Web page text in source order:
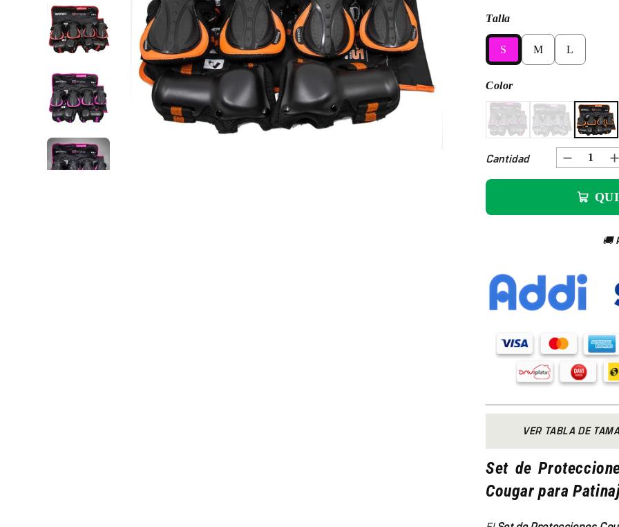
Talla
S S M M L L
Color
Fucsia Morado Naranja
Cantidad
🚚
VER TABLA DE
Set de
Cougar para